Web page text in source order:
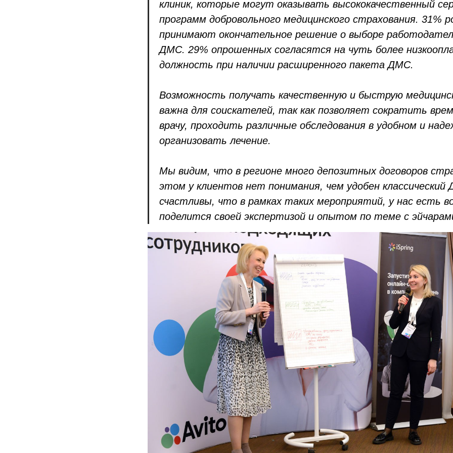
клиник, которые могут оказывать высококачественный
программ добровольного медицинского страхования. 31%
принимают окончательное решение о выборе
ДМС. 29% опрошенных согласятся на чуть более
должность при наличии расширенного пакета ДМС.
Возможность получать качественную и быструю
важна для соискателей, так как позволяет сократить
врачу, проходить различные обследования в удобном и
организовать лечение.
Мы видим, что в регионе много депозитных договоров
этом у клиентов нет понимания, чем удобен
счастливы, что в рамках таких мероприятий, у нас есть
поделится своей экспертизой и опытом по теме с